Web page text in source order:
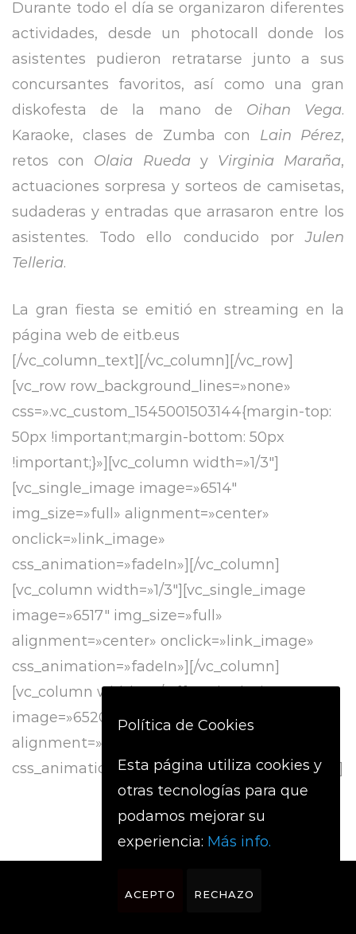
Durante todo el día se organizaron diferentes
actividades, desde un photocall donde los
asistentes pudieron retratarse junto a sus
concursantes favoritos, así como una gran
diskofesta de la mano de Oihan Vega.
Karaoke, clases de Zumba con Lain Pérez,
retos con Olaia RuedayVirginia Maraña,
actuaciones sorpresa y sorteos de camisetas,
sudaderas y entradas que arrasaron entre los
asistentes. Todo ello conducido porJulen
Telleria.
La gran fiesta se emitió en streaming en la
página web de eitb.eus
[/vc_column_text][/vc_column][/vc_row]
[vc_row row_background_lines=»none»
css=».vc_custom_1545001503144{margin-top:
50px !important;margin-bottom: 50px
!important;}»][vc_column width=»1/3″]
[vc_single_image image=»6514″
img_size=»full» alignment=»center»
onclick=»link_image»
css_animation=»fadeIn»][/vc_column]
[vc_column width=»1/3″][vc_single_image
image=»6517″ img_size=»full»
alignment=»center» onclick=»link_image»
css_animation=»fadeIn»][/vc_column]
[vc_column width=»1/3″][vc_single_image
image=»6520″ img_size=»full»
alignment=»center» onclick=»link_image»
css_animation=»fadeIn»][/vc_column][/vc_row]
Política de Cookies
Esta página utiliza cookies y
otras tecnologías para que
podamos mejorar su
experiencia: Más info.
ACEPTO RECHAZO